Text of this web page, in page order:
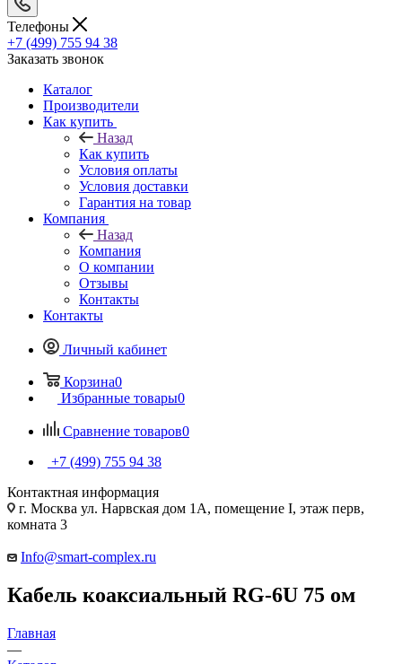
Телефоны
+7 (499) 755 94 38
Заказать звонок
Каталог
Производители
Как купить
Назад
Как купить
Условия оплаты
Условия доставки
Гарантия на товар
Компания
Назад
Компания
О компании
Отзывы
Контакты
Контакты
Личный кабинет
Корзина0
Избранные товары0
Сравнение товаров0
+7 (499) 755 94 38
Контактная информация
г. Москва ул. Нарвская дом 1А, помещение I, этаж перв,
комната 3
Info@smart-complex.ru
Кабель коаксиальный RG-6U 75 ом
Главная
—